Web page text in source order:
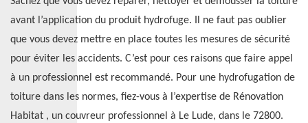
avant l’application du produit hydrofuge. Il ne faut pas oublier
que vous devez mettre en place toutes les mesures de sécurité
pour éviter les accidents. C’est pour ces raisons que faire appel
à un professionnel est recommandé. Pour une hydrofugation de
toiture dans les normes, fiez-vous à l’expertise de Rénovation
Habitat , un couvreur professionnel à Le Lude, dans le 72800.